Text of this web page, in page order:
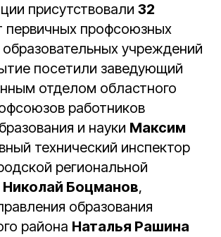
присутствовали 32
первичных профсоюзных
образовательных учреждений
посетили заведующий
отделом областного
работников
и науки Максим
технический инспектор
региональной
Николай Боцманов,
образования
района Наталья Рашина